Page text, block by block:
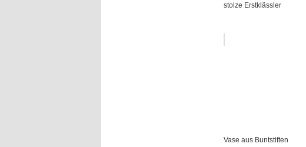
stolze Erstklässler
Vase aus Buntstiften